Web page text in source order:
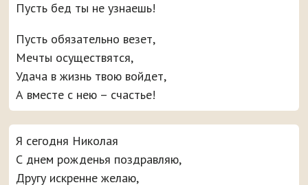
Пусть бед ты не узнаешь!
Пусть обязательно везет,
Мечты осуществятся,
Удача в жизнь твою войдет,
А вместе с нею – счастье!
Я сегодня Николая
С днем рожденья поздравляю,
Другу искренне желаю,